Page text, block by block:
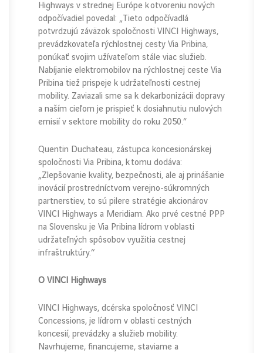
Highways v strednej Európe k otvoreniu nových
odpočívadiel povedal: „Tieto odpočívadlá
potvrdzujú záväzok spoločnosti VINCI Highways,
prevádzkovateľa rýchlostnej cesty Via Pribina,
ponúkať svojim užívateľom stále viac služieb.
Nabíjanie elektromobilov na rýchlostnej ceste Via
Pribina tiež prispeje k udržateľnosti cestnej
mobility. Zaviazali sme sa k dekarbonizácii dopravy
a naším cieľom je prispieť k dosiahnutiu nulových
emisií v sektore mobility do roku 2050.“
Quentin Duchateau, zástupca koncesionárskej
spoločnosti Via Pribina, k tomu dodáva:
„Zlepšovanie kvality, bezpečnosti, ale aj prinášanie
inovácií prostredníctvom verejno-súkromných
partnerstiev, to sú pilere stratégie akcionárov
VINCI Highways a Meridiam. Ako prvé cestné PPP
na Slovensku je Via Pribina lídrom v oblasti
udržateľných spôsobov využitia cestnej
infraštruktúry.‘‘
O VINCI Highways
VINCI Highways, dcérska spoločnosť VINCI
Concessions, je lídrom v oblasti cestných
koncesií, prevádzky a služieb mobility.
Navrhujeme, financujeme, staviame a